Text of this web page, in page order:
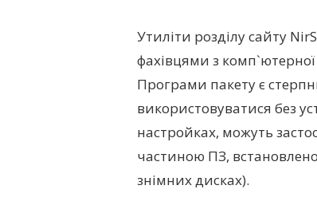
Утиліти розділу сайту
фахівцями з комп`ютерної
Програми пакету є
використовуватися без
настройках, можуть
частиною ПЗ,
знімних дисках).